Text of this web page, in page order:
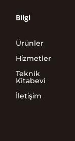
Bilgi
Ürünler
Hi̇zmetler
Teknik
Kitabevi
İleti̇şi̇m